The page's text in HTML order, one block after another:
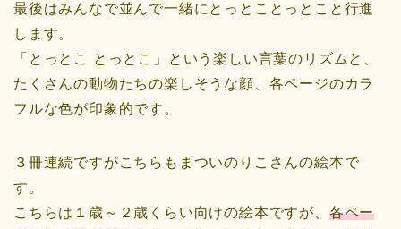
最後はみんなで並んで一緒にとっとことっとこと行進
します。
「とっとこ とっとこ」という楽しい言葉のリズムと、
たくさんの動物たちの楽しそうな顔、各ページのカラ
フルな色が印象的です。
３冊連続ですがこちらもまついのりこさんの絵本で
す。
こちらは１歳～２歳くらい向けの絵本ですが、 各ペー